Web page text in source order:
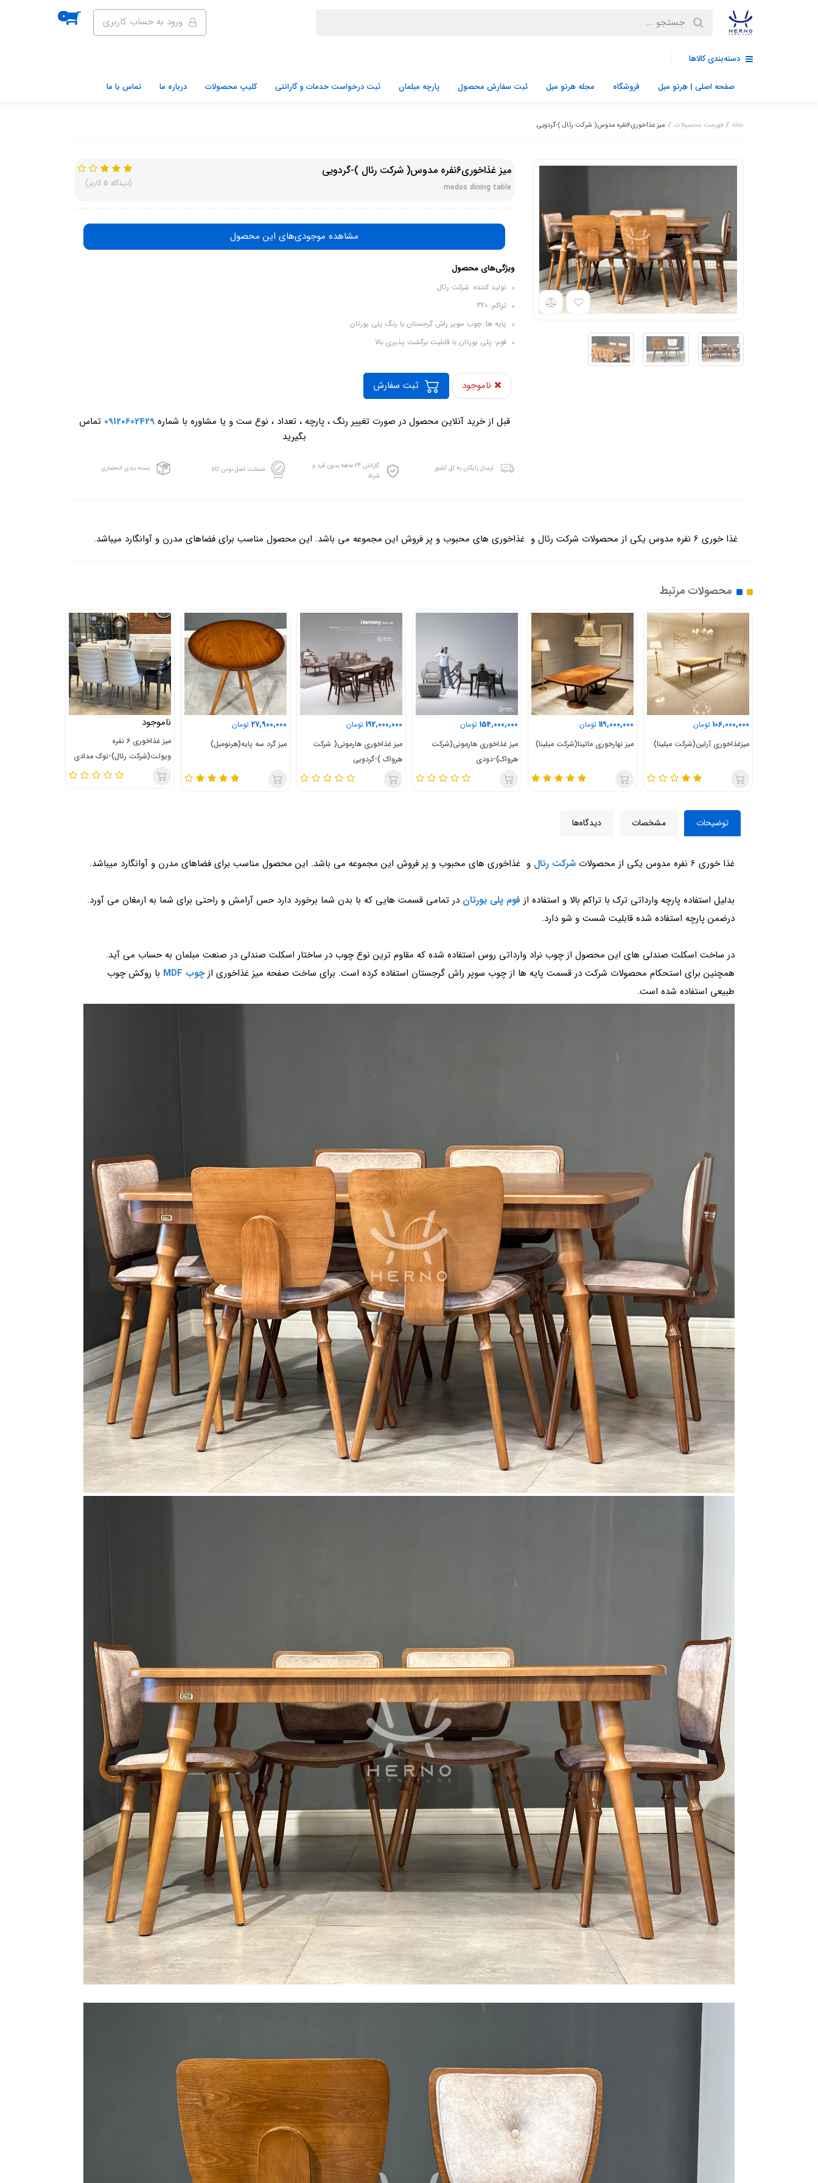
ورود به حساب کاربری 0
دسته‌بندی کالاها
صفحه اصلی | هِرنو مبل فروشگاه مجله هرنو مبل ثبت سفارش محصول پارچه مبلمان ثبت درخواست خدمات و گارانتی کلیپ محصولات درباره ما تماس با ما
خانه فهرست محصولات میز غذاخوری6نفره مدوس( شرکت رئال )-گردویی
میز غذاخوری6نفره مدوس( شرکت رئال )-گردویی
medos dining table (دیدگاه 5 کاربر)
مشاهده موجودی‌های این محصول
ویژگی‌های محصول
تولید کننده: شرکت رئال
تراکم: 320
پایه ها: چوب سوپر راش گرجستان با رنگ پلی یورتان
فوم: پلی یورتان با قابلیت برگشت پذیری بالا
ناموجود
ثبت سفارش
قبل از خرید آنلاین محصول در صورت تغییر رنگ ، پارچه ، تعداد ، نوع ست و یا مشاوره با شماره09120602429 تماس
بگیرید
ارسال رایگان به کل کشور
گارانتی 24 ماهه بدون قید و
شرط
ضمانت اصل بودن کالا بسته بندی انحصاری
غذا خوری 6 نفره مدوس یکی از محصولات شرکت رئال و غذاخوری های محبوب و پر فروش این مجموعه می باشد. این محصول مناسب برای فضاهای مدرن و آوانگارد میباشد.
محصولات مرتبط
106,000,000 تومان
میزغذاخوری آرلین(شرکت مبلینا)
119,000,000 تومان
میز نهارخوری ماتینا(شرکت مبلینا)
154,000,000 تومان
میز غذاخوری هارمونی(شرکت
هرواک)-دودی
192,000,000 تومان
میز غذاخوری هارمونی( شرکت
هرواک )-گردویی
27,900,000 تومان
میز گرد سه پایه(هرنومبل)
ناموجود
میز غذاخوری 6 نفره
ویولت(شرکت رئال)-نوک مدادی
توضیحات مشخصات دیدگاه‌ها
غذا خوری 6 نفره مدوس یکی از محصولات شرکت رئال و غذاخوری های محبوب و پر فروش این مجموعه می باشد. این محصول مناسب برای فضاهای مدرن و آوانگارد میباشد.
بدلیل استفاده پارچه وارداتی ترک با تراکم بالا و استفاده از فوم پلی یورتان در تمامی قسمت هایی که با بدن شما برخورد دارد حس آرامش و راحتی برای شما به ارمغان می آورد.
درضمن پارچه استفاده شده قابلیت شست و شو دارد.
در ساخت اسکلت صندلی های این محصول از چوب نراد وارداتی روس استفاده شده که مقاوم ترین نوع چوب در ساختار اسکلت صندلی در صنعت مبلمان به حساب می آید.
همچنین برای استحکام محصولات شرکت در قسمت پایه ها از چوب سوپر راش گرجستان استفاده کرده است. برای ساخت صفحه میز غذاخوری ازچوب MDF
با روکش چوب
طبیعی استفاده شده است.